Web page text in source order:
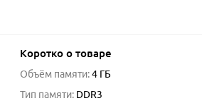
Коротко о товаре
Объём памяти:4 ГБ
Тип памяти: DDR3